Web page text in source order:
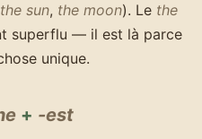
the sun, the moon). Le the
superflu — il est là parce
unique.
+ -est